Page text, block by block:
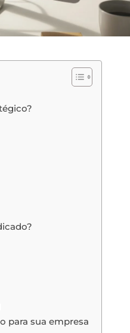
para sua empresa